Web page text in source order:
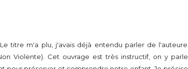
titre m'a plu, j'avais déjà entendu parler de l'auteure
Violente). Cet ouvrage est très instructif, on y parle